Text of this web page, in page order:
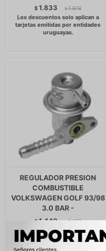
$1.833 $ 1.878
REGULADOR PRESION
COMBUSTIBLE
VOLKSWAGEN GOLF 93/98
3.0 BAR -
$ 1.440 $ 1.475